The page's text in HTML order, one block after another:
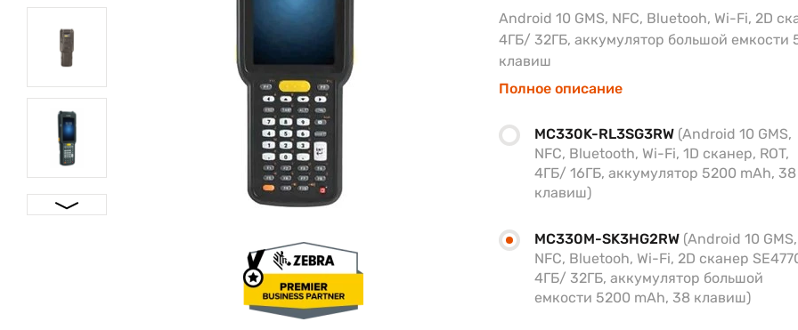
Android 10 GMS, NFC, Bluetooh, Wi-Fi, 2D
4ГБ/ 32ГБ, аккумулятор большой емкости
клавиш
Полное описание
MC330K-RL3SG3RW (Android 10 GMS,
NFC, Bluetooth, Wi-Fi, 1D сканер, ROT,
4ГБ/ 16ГБ, аккумулятор 5200 mAh, 38
клавиш)
MC330M-SK3HG2RW (Android 10 GMS,
NFC, Bluetooh, Wi-Fi, 2D сканер
4ГБ/ 32ГБ, аккумулятор большой
емкости 5200 mAh, 38 клавиш)